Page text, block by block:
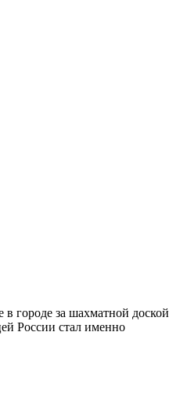
в городе за шахматной доской
России стал именно